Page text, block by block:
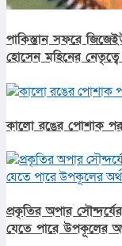
পাকিস্তান সফরে
হোসেন মহিনের
কালো রঙের পোশাক
প্রকৃতির অপার
যেতে পারে উপকূলের